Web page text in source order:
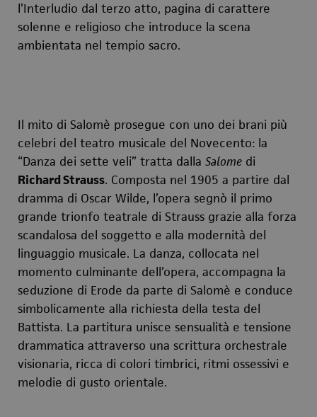
l’Interludio dal terzo atto, pagina di carattere
solenne e religioso che introduce la scena
ambientata nel tempio sacro.
Il mito di Salomè prosegue con uno dei brani più
celebri del teatro musicale del Novecento: la
“Danza dei sette veli” tratta dalla Salome di
Richard Strauss. Composta nel 1905 a partire dal
dramma di Oscar Wilde, l’opera segnò il primo
grande trionfo teatrale di Strauss grazie alla forza
scandalosa del soggetto e alla modernità del
linguaggio musicale. La danza, collocata nel
momento culminante dell’opera, accompagna la
seduzione di Erode da parte di Salomè e conduce
simbolicamente alla richiesta della testa del
Battista. La partitura unisce sensualità e tensione
drammatica attraverso una scrittura orchestrale
visionaria, ricca di colori timbrici, ritmi ossessivi e
melodie di gusto orientale.